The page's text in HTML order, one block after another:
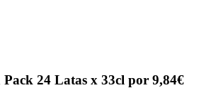
24 Latas x 33cl por 9,84€